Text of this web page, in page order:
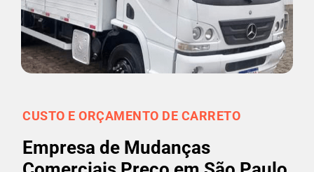
CUSTO E ORÇAMENTO DE CARRETO
Empresa de Mudanças